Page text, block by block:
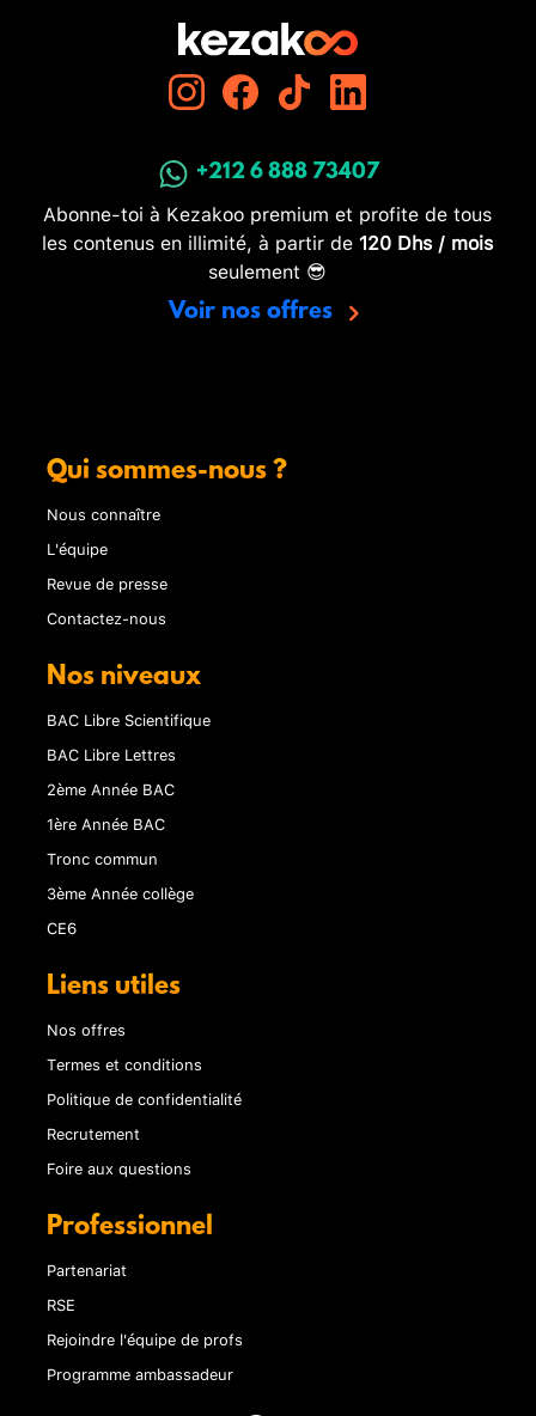
+212 6 888 73407
Abonne-toi à Kezakoo premium et profite de tous
les contenus en illimité, à partir de 120 Dhs / mois
seulement 😎
Voir nos offres
Qui sommes-nous ?
Nous connaître
L'équipe
Revue de presse
Contactez-nous
Nos niveaux
BAC Libre Scientifique
BAC Libre Lettres
2ème Année BAC
1ère Année BAC
Tronc commun
3ème Année collège
CE6
Liens utiles
Nos offres
Termes et conditions
Politique de confidentialité
Recrutement
Foire aux questions
Professionnel
Partenariat
RSE
Rejoindre l'équipe de profs
Programme ambassadeur